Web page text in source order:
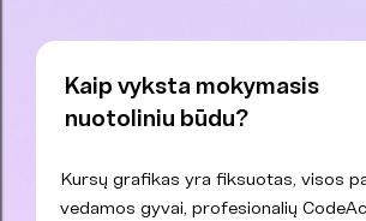
Kaip vyksta mokymasis
nuotoliniu būdu?
Kursų grafikas yra fiksuotas, visos
vedamos gyvai, profesionalių